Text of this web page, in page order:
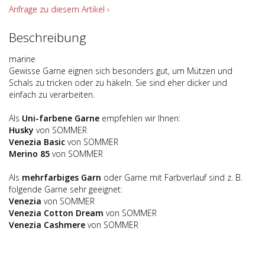
Anfrage zu diesem Artikel ›
Beschreibung
marine
Gewisse Garne eignen sich besonders gut, um Mützen und
Schals zu tricken oder zu häkeln. Sie sind eher dicker und
einfach zu verarbeiten.
Als Uni-farbene Garne empfehlen wir Ihnen:
Husky von SOMMER
Venezia Basic von SOMMER
Merino 85 von SOMMER
Als mehrfarbiges Garn oder Garne mit Farbverlauf sind z. B.
folgende Garne sehr geeignet:
Venezia von SOMMER
Venezia Cotton Dream von SOMMER
Venezia Cashmere von SOMMER